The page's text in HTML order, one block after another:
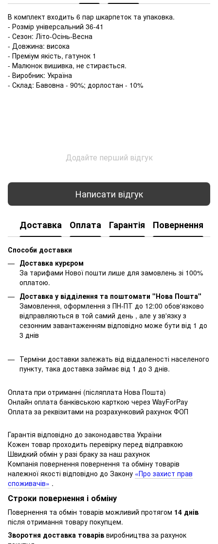
В комплект входить 6 пар шкарпеток та упаковка.
- Розмір універсальний 36-41
- Сезон: Літо-Осінь-Весна
- Довжина: висока
- Преміум якість, гатунок 1
- Малюнок вишивка, не стирається.
- Виробник: Україна
- Склад: Бавовна - 90%; дорлостан - 10%
Додайте перший відгук
Написати відгук
Доставка Оплата Гарантія Повернення
Способи доставки
Доставка курєром
За тарифами Нової пошти лише для замовлень зі 100%
оплатою.
Доставка у відділення та поштомати "Нова Пошта"
Замовлення, оформлення з ПН-ПТ до 12:00 обов'язково
відправляються в той самий день , але у зв'язку з
сезонним завантаженням відповідно може бути від 1 до
3 днів
Терміни доставки залежать від віддаленості населеного
пункту, така доставка займає від 1 до 3 днів.
Оплата при отриманні (післяплата Нова Пошта)
Онлайн оплата банківською карткою через WayForPay
Оплата за реквізитами на розрахунковий рахунок ФОП
Гарантія відповідно до законодавства України
Кожен товар проходить перевірку перед відправкою
Швидкий обмін у разі браку за наш рахунок
Компанія повернення повернення та обміну товарів
належної якості відповідно до Закону «Про захист прав
споживачів» .
Строки повернення і обміну
Повернення та обмін товарів можливий протягом 14 днів
після отримання товару покупцем.
Зворотня доставка товарів виробництва за рахунок